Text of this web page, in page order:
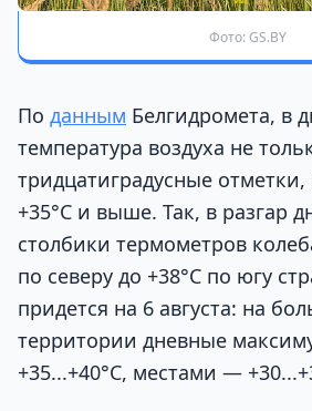
Фото: GS.BY
По данным Белгидромета, в
температура воздуха не
тридцатиградусные отметки,
+35°С и выше. Так, в разгар
столбики термометров
по северу до +38°С по югу
придется на 6 августа: на
территории дневные
+35...+40°С, местами —